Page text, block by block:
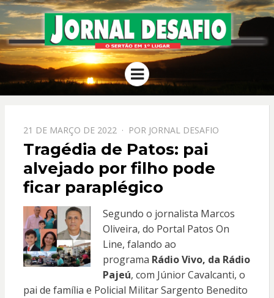
JORNAL
DESAFIO
O Sertão em 1º Lugar
Menu
PPOSTADO
EM
21 DE MARÇO DE 2022 POR JORNAL DESAFIO
Tragédia de Patos: pai
alvejado por filho pode
ficar paraplégico
Segundo o jornalista Marcos
Oliveira, do Portal Patos On
Line, falando ao
programa Rádio Vivo, da Rádio
Pajeú, com Júnior Cavalcanti, o
pai de família e Policial Militar Sargento Benedito